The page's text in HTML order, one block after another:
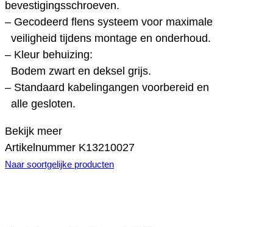
bevestigingsschroeven.
– Gecodeerd flens systeem voor maximale
veiligheid tijdens montage en onderhoud.
– Kleur behuizing:
Bodem zwart en deksel grijs.
– Standaard kabelingangen voorbereid en
alle gesloten.
Bekijk meer
Artikelnummer K13210027
Naar soortgelijke producten